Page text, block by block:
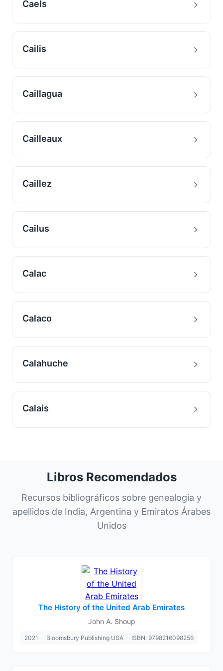
Caels
Cailis
Caillagua
Cailleaux
Caillez
Cailus
Calac
Calaco
Calahuche
Calais
Libros Recomendados
Recursos bibliográficos sobre genealogía y
apellidos de India, Argentina y Emiratos Árabes
Unidos
The History of the United Arab Emirates
John A. Shoup
2021 Bloomsbury Publishing USA ISBN: 9798216098256